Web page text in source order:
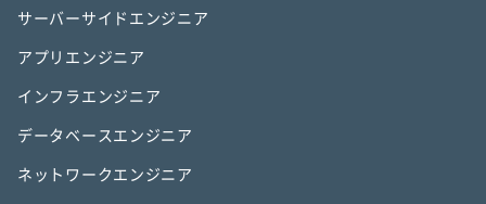
サーバーサイドエンジニア
アプリエンジニア
インフラエンジニア
データベースエンジニア
ネットワークエンジニア